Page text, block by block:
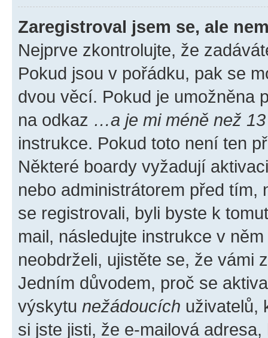
Zaregistroval jsem se, ale
Nejprve zkontrolujte, že
Pokud jsou v pořádku, pak se
dvou věcí. Pokud je umožněna
na odkaz …a je mi méně než
instrukce. Pokud toto není ten
Některé boardy vyžadují
nebo administrátorem před tím,
se registrovali, byli byste k
mail, následujte instrukce v
neobdrželi, ujistěte se, že vámi
Jedním důvodem, proč se
výskytu nežádoucích uživatelů,
si jste jisti, že e-mailová